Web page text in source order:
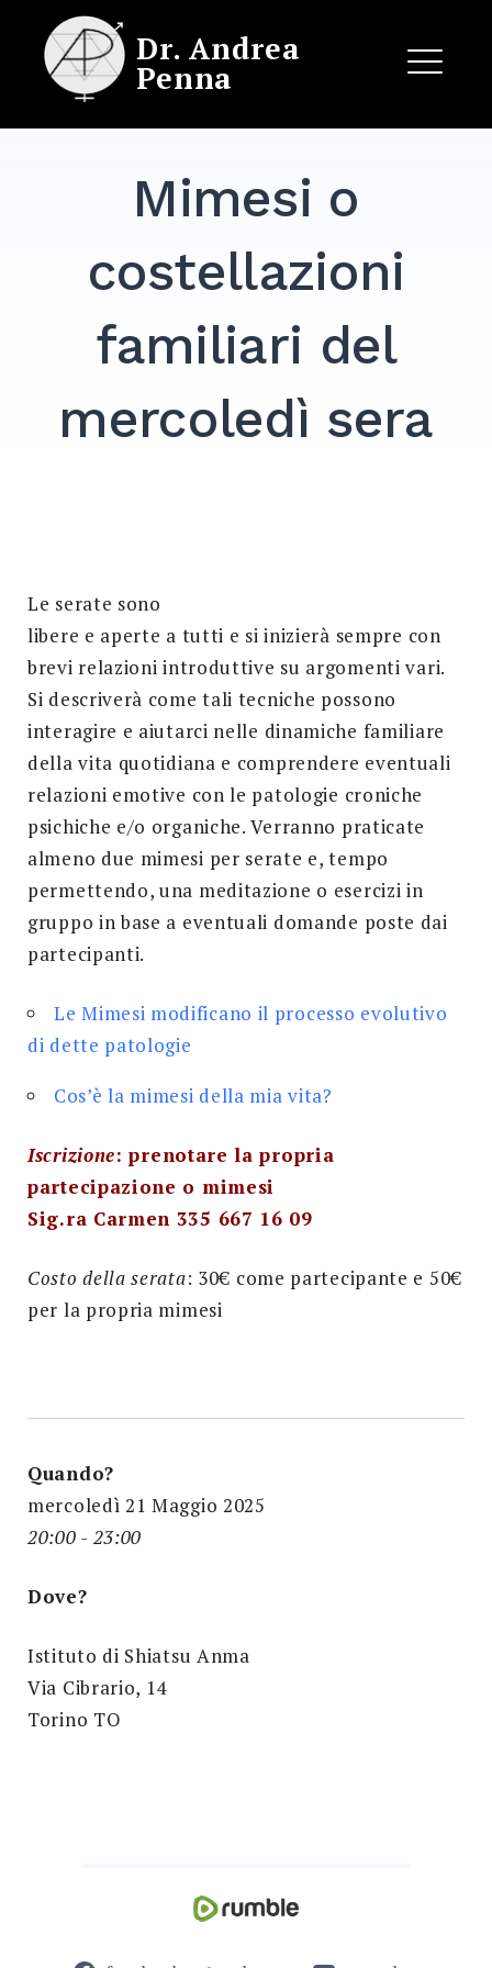
content
Dr. Andrea
Penna
Mimesi o
costellazioni
familiari del
mercoledì sera
Le serate sono
libere e aperte a tutti e si inizierà sempre con
brevi relazioni introduttive su argomenti vari.
Si descriverà come tali tecniche possono
interagire e aiutarci nelle dinamiche familiare
della vita quotidiana e comprendere eventuali
relazioni emotive con le patologie croniche
psichiche e/o organiche. Verranno praticate
almeno due mimesi per serate e, tempo
permettendo, una meditazione o esercizi in
gruppo in base a eventuali domande poste dai
partecipanti.
Le Mimesi modificano il processo evolutivo
di dette patologie
Cos’è la mimesi della mia vita?
Iscrizione: prenotare la propria
partecipazione o mimesi
Sig.ra Carmen 335 667 16 09
Costo della serata: 30€ come partecipante e 50€
per la propria mimesi
Quando?
mercoledì 21 Maggio 2025
20:00 - 23:00
Dove?
Istituto di Shiatsu Anma
Via Cibrario, 14
Torino TO